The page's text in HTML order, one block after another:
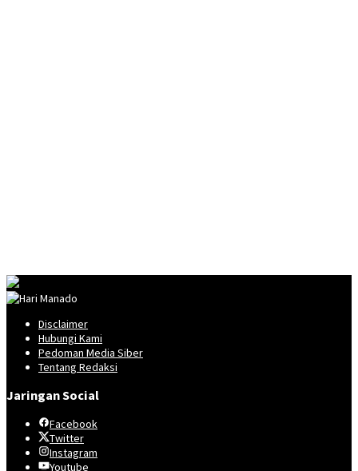
Disclaimer
Hubungi Kami
Pedoman Media Siber
Tentang Redaksi
Jaringan Social
Facebook
Twitter
Instagram
Youtube